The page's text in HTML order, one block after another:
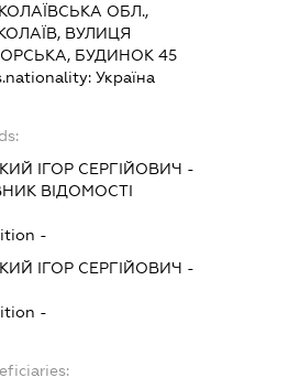
ОБЛ.,
ВУЛИЦЯ
БУДИНОК 45
Україна
ІГОР СЕРГІЙОВИЧ -
ВІДОМОСТІ
-
ІГОР СЕРГІЙОВИЧ -
-